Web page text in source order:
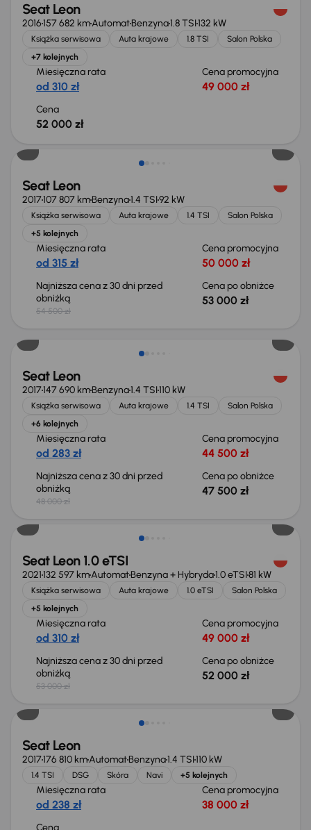
Seat Leon
2016157 682 kmAutomatBenzyna1.8 TSI132 kW
Książka serwisowa Auta krajowe 1.8 TSI
Salon Polska
+7 kolejnych
Miesięczna rata
od 310 zł
Cena promocyjna
49 000 zł
Cena
52 000 zł
Taniej o 1 500 zł
Seat Leon
2017107 807 kmBenzyna1.4 TSI92 kW
Książka serwisowa Auta krajowe 1.4 TSI
Salon Polska
+5 kolejnych
Miesięczna rata
od 315 zł
Cena promocyjna
50 000 zł
Najniższa cena z 30 dni przed
obniżką
54 500 zł
Cena po obniżce
53 000 zł
Seat Leon
2017147 690 kmBenzyna1.4 TSI110 kW
Książka serwisowa Auta krajowe 1.4 TSI
Salon Polska
+6 kolejnych
Miesięczna rata
od 283 zł
Cena promocyjna
44 500 zł
Najniższa cena z 30 dni przed
obniżką
48 000 zł
Cena po obniżce
47 500 zł
Taniej o 1 000 zł
Seat Leon 1.0 eTSI
2021132 597 kmAutomatBenzyna + Hybryda1.0 eTSI81 kW
Książka serwisowa Auta krajowe 1.0 eTSI
Salon Polska
+5 kolejnych
Miesięczna rata
od 310 zł
Cena promocyjna
49 000 zł
Najniższa cena z 30 dni przed
obniżką
53 000 zł
Cena po obniżce
52 000 zł
Seat Leon
2017176 810 kmAutomatBenzyna1.4 TSI110 kW
1.4 TSI DSG Skóra Navi +5 kolejnych
Miesięczna rata
od 238 zł
Cena promocyjna
38 000 zł
Cena